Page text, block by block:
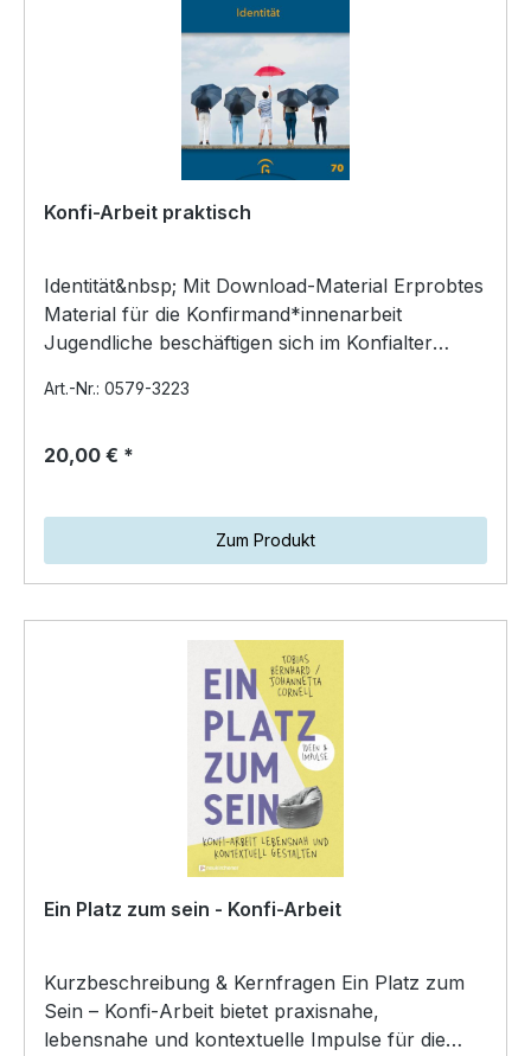
Konfi-Arbeit praktisch
Identität&nbsp; Mit Download-Material Erprobtes
Material für die Konfirmand*innenarbeit
Jugendliche beschäftigen sich im Konfialter
Art.-Nr.: 0579-3223
20,00 € *
Zum Produkt
Ein Platz zum sein - Konfi-Arbeit
Kurzbeschreibung & Kernfragen Ein Platz zum
Sein – Konfi‑Arbeit bietet praxisnahe,
lebensnahe und kontextuelle Impulse für die